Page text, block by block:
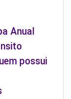
Anual
possui